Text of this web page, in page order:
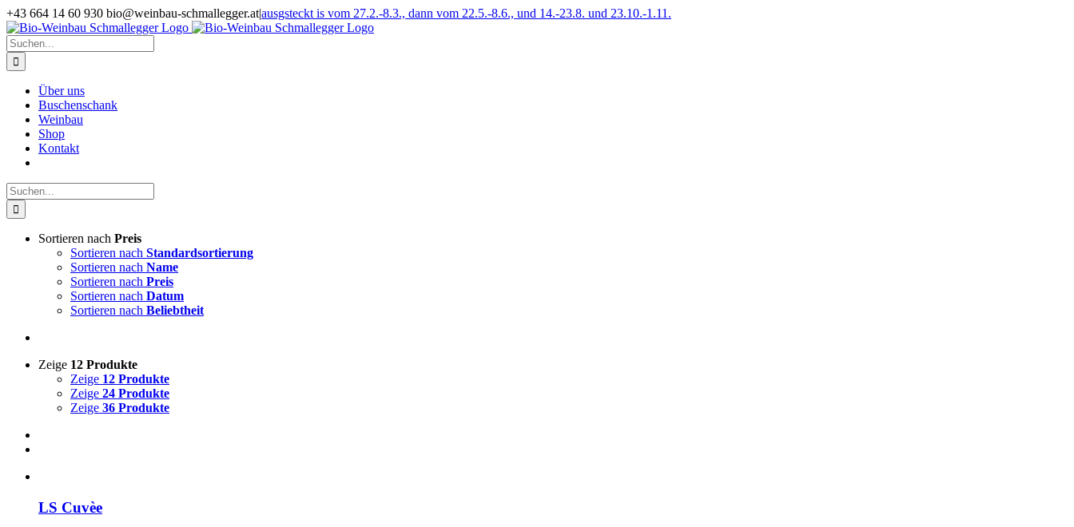
Zum
Inhalt
springen
+43 664 14 60 930 bio@weinbau-schmallegger.at|ausgsteckt is vom 27.2.-8.3., dann vom 22.5.-8.6., und 14.-23.8. und 23.10.-1.11.
Facebook
Instagram
Suche
nach:
Über uns
Buschenschank
Weinbau
Shop
Kontakt
Suche
nach:
Sortieren nach Preis
Sortieren nach Standardsortierung
Sortieren nach Name
Sortieren nach Preis
Sortieren nach Datum
Sortieren nach Beliebtheit
Zeige 12 Produkte
Zeige 12 Produkte
Zeige 24 Produkte
Zeige 36 Produkte
LS Cuvèe